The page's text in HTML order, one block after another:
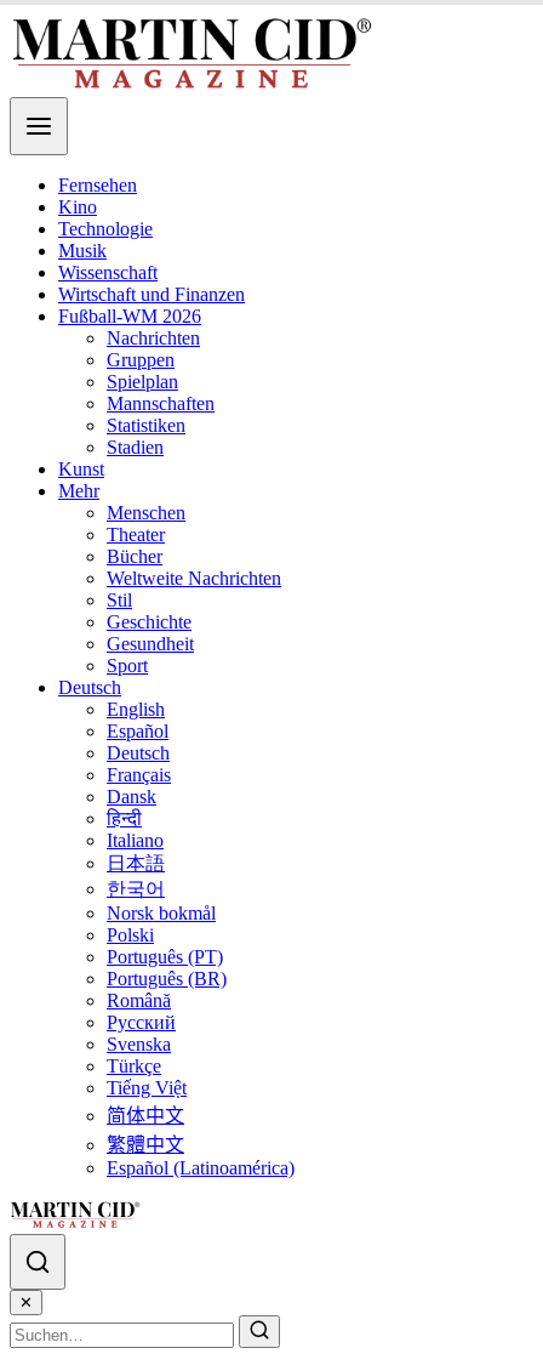
Fernsehen
Kino
Technologie
Musik
Wissenschaft
Wirtschaft und Finanzen
Fußball-WM 2026
Nachrichten
Gruppen
Spielplan
Mannschaften
Statistiken
Stadien
Kunst
Mehr
Menschen
Theater
Bücher
Weltweite Nachrichten
Stil
Geschichte
Gesundheit
Sport
Deutsch
English
Español
Deutsch
Français
Dansk
हिन्दी
Italiano
日本語
한국어
Norsk bokmål
Polski
Português (PT)
Português (BR)
Română
Русский
Svenska
Türkçe
Tiếng Việt
简体中文
繁體中文
Español (Latinoamérica)
✕